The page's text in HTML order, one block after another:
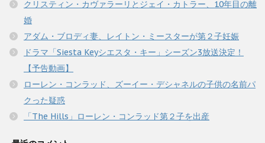
クリスティン・カヴァラーリとジェイ・カトラー、10年目の離
婚
アダム・ブロディ妻、レイトン・ミースターが第２子妊娠
ドラマ「Siesta Keyシエスタ・キー」シーズン3放送決定！
【予告動画】
ローレン・コンラッド、ズーイー・デシャネルの子供の名前パ
クった疑惑
「The Hills」ローレン・コンラッド第２子を出産